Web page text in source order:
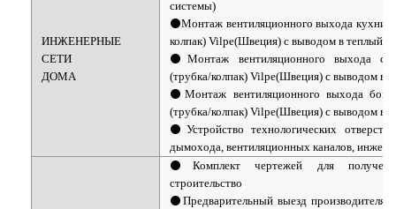
ИНЖЕНЕРНЫЕ
СЕТИ
ДОМА
системы)
⚫Монтаж вентиляционного выхода кухни -
колпак) Vilpe(Швеция) с выводом в теплый
⚫Монтаж вентиляционного выхода
(трубка/колпак) Vilpe(Швеция) с выводом в
⚫Монтаж вентиляционного выхода
(трубка/колпак) Vilpe(Швеция) с выводом в
⚫Устройство технологических
дымохода, вентиляционных каналов,
⚫Комплект чертежей для
строительство
⚫Предварительный выезд производителя